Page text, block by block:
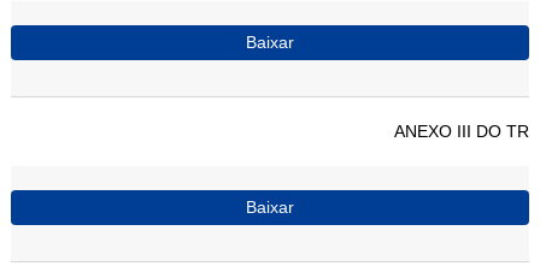
Baixar
ANEXO III DO TR
Baixar